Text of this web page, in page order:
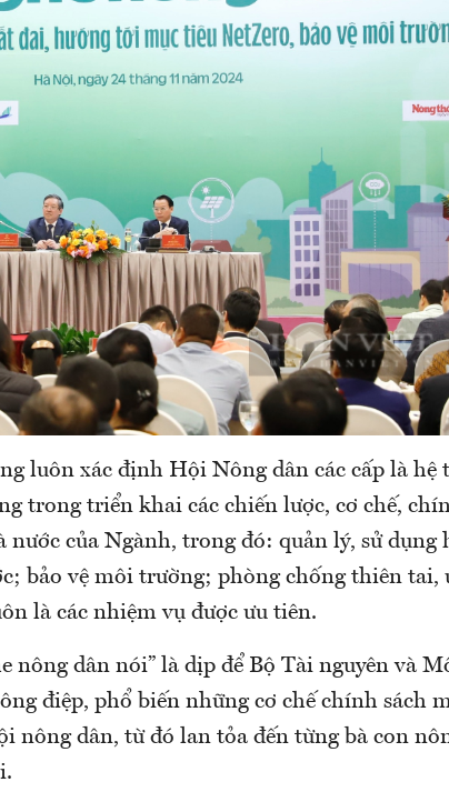
luôn xác định Hội Nông dân các cấp là hệ
trong triển khai các chiến lược, cơ chế,
nước của Ngành, trong đó: quản lý, sử dụng
bảo vệ môi trường; phòng chống thiên tai,
là các nhiệm vụ được ưu tiên.
nông dân nói” là dịp để Bộ Tài nguyên và
điệp, phổ biến những cơ chế chính sách
nông dân, từ đó lan tỏa đến từng bà con